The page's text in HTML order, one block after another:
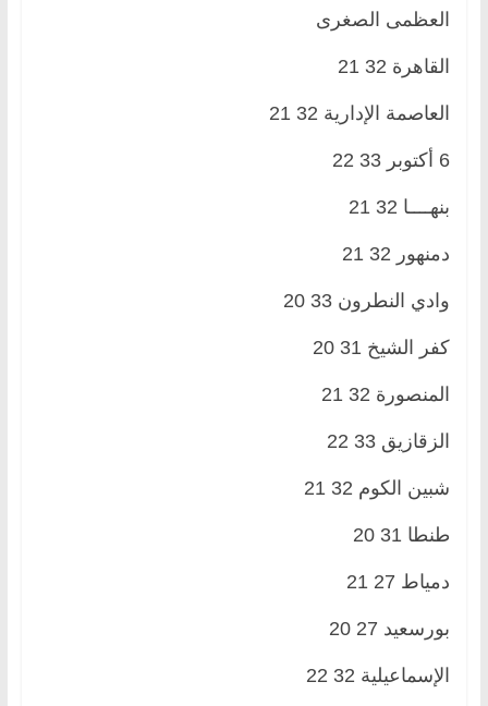
العظمى الصغرى
القاهرة 32 21
العاصمة الإدارية 32 21
6 أكتوبر 33 22
بنهــــا 32 21
دمنهور 32 21
وادي النطرون 33 20
كفر الشيخ 31 20
المنصورة 32 21
الزقازيق 33 22
شبين الكوم 32 21
طنطا 31 20
دمياط 27 21
بورسعيد 27 20
الإسماعيلية 32 22